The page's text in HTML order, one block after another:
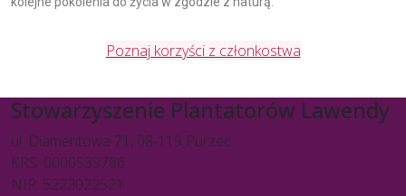
Poznaj korzyści z członkostwa
Stowarzyszenie Plantatorów Lawendy
ul. Diamentowa 71, 08-119 Purzec
KRS: 0000539786
NIP: 5223022521